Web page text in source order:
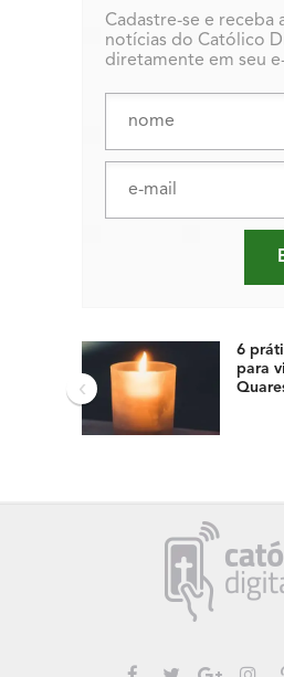
Cadastre-se e receba
notícias do Católico
diretamente em seu
6
para
‹